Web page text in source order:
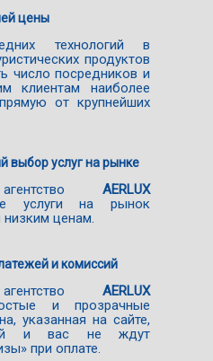
цены
технологий в
продуктов
число посредников и
клиентам наиболее
от крупнейших
выбор услуг на рынке
агентство AERLUX
услуги на рынок
ценам.
и комиссий
агентство AERLUX
и прозрачные
указанная на сайте,
и вас не ждут
при оплате.